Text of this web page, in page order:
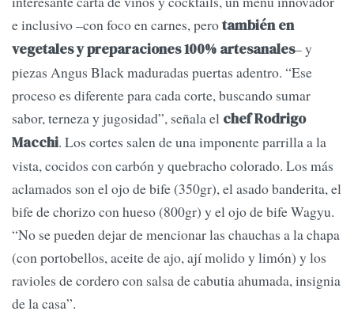
e inclusivo –con foco en carnes, perotambién en
vegetales y preparaciones 100% artesanales– y
piezas Angus Black maduradas puertas adentro. “Ese
proceso es diferente para cada corte, buscando sumar
sabor, terneza y jugosidad”, señala el chef Rodrigo
Macchi. Los cortes salen de una imponente parrilla a la
vista, cocidos con carbón y quebracho colorado. Los más
aclamados son el ojo de bife (350gr), el asado banderita, el
bife de chorizo con hueso (800gr) y el ojo de bife Wagyu.
“No se pueden dejar de mencionar las chauchas a la chapa
(con portobellos, aceite de ajo, ají molido y limón) y los
ravioles de cordero con salsa de cabutia ahumada, insignia
de la casa”.